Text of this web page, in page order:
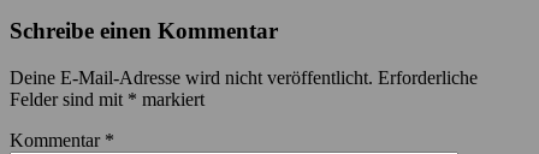
Schreibe einen Kommentar
Deine E-Mail-Adresse wird nicht veröffentlicht. Erforderliche
Felder sind mit * markiert
Kommentar *